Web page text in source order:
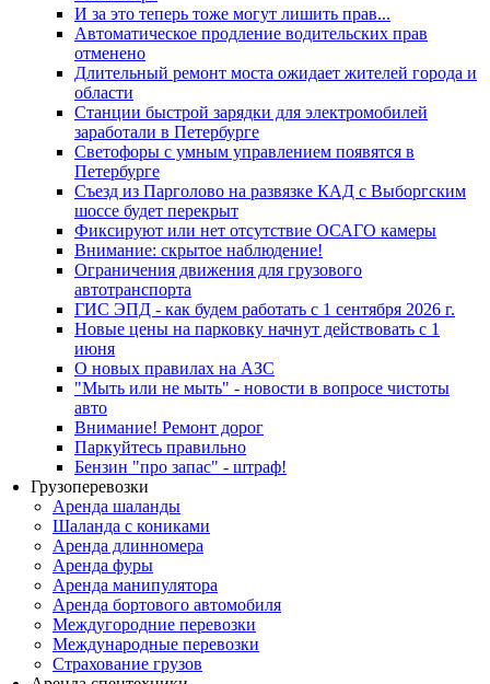
И за это теперь тоже могут лишить прав...
Автоматическое продление водительских прав
отменено
Длительный ремонт моста ожидает жителей города и
области
Станции быстрой зарядки для электромобилей
заработали в Петербурге
Светофоры с умным управлением появятся в
Петербурге
Съезд из Парголово на развязке КАД с Выборгским
шоссе будет перекрыт
Фиксируют или нет отсутствие ОСАГО камеры
Внимание: скрытое наблюдение!
Ограничения движения для грузового
автотранспорта
ГИС ЭПД - как будем работать с 1 сентября 2026 г.
Новые цены на парковку начнут действовать с 1
июня
О новых правилах на АЗС
"Мыть или не мыть" - новости в вопросе чистоты
авто
Внимание! Ремонт дорог
Паркуйтесь правильно
Бензин "про запас" - штраф!
Грузоперевозки
Аренда шаланды
Шаланда с кониками
Аренда длинномера
Аренда фуры
Аренда манипулятора
Аренда бортового автомобиля
Междугородние перевозки
Международные перевозки
Страхование грузов